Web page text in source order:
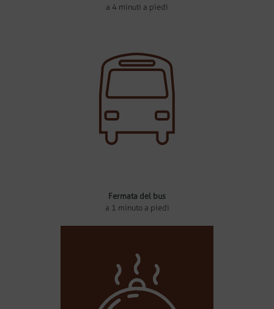
a 4 minuti a piedi
Fermata del bus
a 1 minuto a piedi